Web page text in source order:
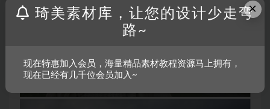
×
琦美素材库，让您的设计少走弯
路~
现在特惠加入会员，海量精品素材教程资源马上拥有，
现在已经有几千位会员加入~